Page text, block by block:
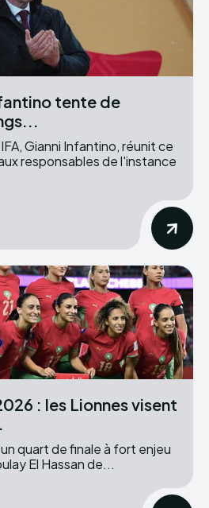
tente de
Gianni Infantino, réunit ce
responsables de l'instance
: les Lionnes visent
quart de finale à fort enjeu
El Hassan de...